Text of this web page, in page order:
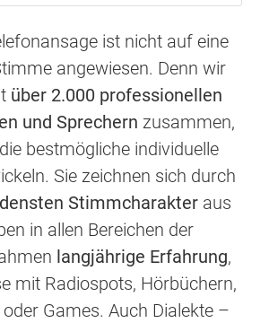
ist nicht auf eine
angewiesen. Denn wir
über 2.000 professionellen
und Sprechern zusammen,
bestmögliche individuelle
Sie zeichnen sich durch
Stimmcharakter aus
in allen Bereichen der
langjährige Erfahrung,
mit Radiospots, Hörbüchern,
Games. Auch Dialekte –